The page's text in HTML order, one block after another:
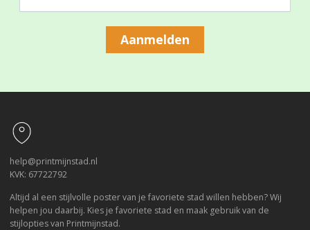
Aanmelden
help@printmijnstad.nl
KVK: 67722792
Altijd al een stijlvolle poster van je favoriete stad willen hebben? Wij
helpen jou daarbij. Kies je favoriete stad en maak gebruik van de
stijlopties van Printmijnstad.